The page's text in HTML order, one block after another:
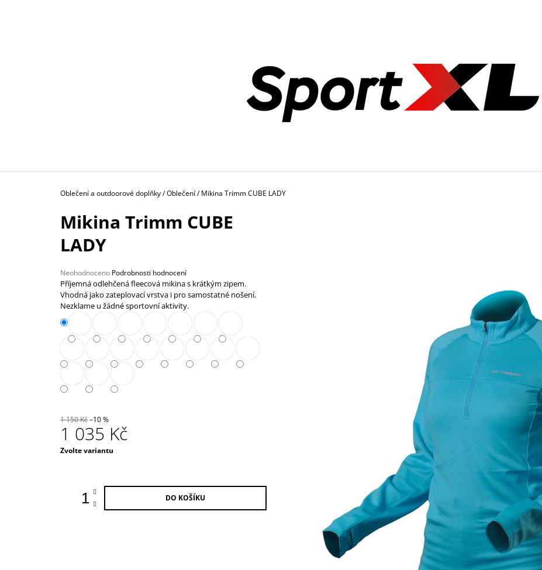
Domů
Oblečení a outdoorové doplňky/Oblečení/ Mikina Trimm CUBE LADY
Mikina Trimm CUBE
LADY
Průměrné
hodnocení
produktu
je
z
hvězdiček.
Neohodnoceno Podrobnosti hodnocení
Příjemná odlehčená fleecová mikina s krátkým zipem.
Vhodná jako zateplovací vrstva i pro samostatné nošení.
Nezklame u žádné sportovní aktivity.
1 150 Kč–10 %
1 035 Kč
Měrná
Zvolte variantu
DO KOŠÍKU
CO POTŘEBUJETE NAJÍT?
HLEDAT
BĚŽECKÝ PÁS FH20
39 000 Kč